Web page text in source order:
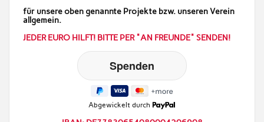
für unsere oben genannte Projekte bzw. unseren Verein
allgemein.
JEDER EURO HILFT! BITTE PER "AN FREUNDE" SENDEN!
Abgewickelt durch